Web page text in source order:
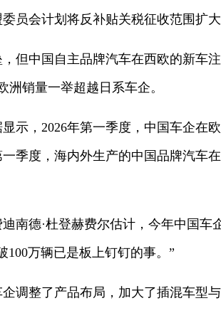
员会计划将反补贴关税征收范围扩大
但中国自主品牌汽车在西欧的新车
销量一举超越日系车企。
示，2026年第一季度，中国车企在
季度，海内外生产的中国品牌汽车
南德·杜登赫费尔估计，今年中国车
100万辆已是板上钉钉的事。”
调整了产品布局，加大了插混车型